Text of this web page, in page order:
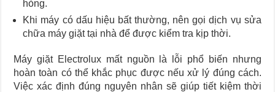
hỏng.
Khi máy có dấu hiệu bất thường, nên gọi dịch vụ sửa
chữa máy giặt tại nhà để được kiểm tra kịp thời.
Máy giặt Electrolux mất nguồn là lỗi phổ biến nhưng
hoàn toàn có thể khắc phục được nếu xử lý đúng cách.
Việc xác định đúng nguyên nhân sẽ giúp tiết kiệm thời